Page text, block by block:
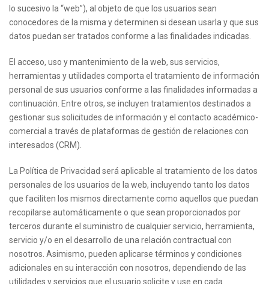
lo sucesivo la “web”), al objeto de que los usuarios sean
conocedores de la misma y determinen si desean usarla y que sus
datos puedan ser tratados conforme a las finalidades indicadas.
El acceso, uso y mantenimiento de la web, sus servicios,
herramientas y utilidades comporta el tratamiento de información
personal de sus usuarios conforme a las finalidades informadas a
continuación. Entre otros, se incluyen tratamientos destinados a
gestionar sus solicitudes de información y el contacto académico-
comercial a través de plataformas de gestión de relaciones con
interesados (CRM).
La Política de Privacidad será aplicable al tratamiento de los datos
personales de los usuarios de la web, incluyendo tanto los datos
que faciliten los mismos directamente como aquellos que puedan
recopilarse automáticamente o que sean proporcionados por
terceros durante el suministro de cualquier servicio, herramienta,
servicio y/o en el desarrollo de una relación contractual con
nosotros. Asimismo, pueden aplicarse términos y condiciones
adicionales en su interacción con nosotros, dependiendo de las
utilidades y servicios que el usuario solicite y use en cada